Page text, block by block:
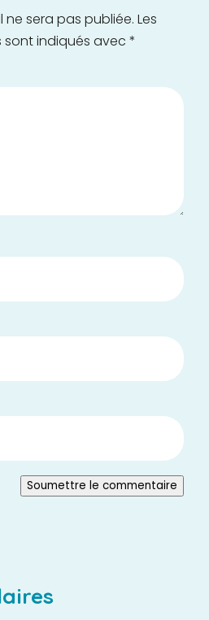
sera pas publiée. Les
sont indiqués avec*
Soumettre le commentaire